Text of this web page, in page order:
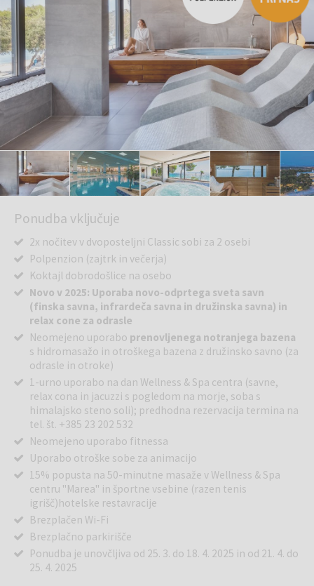
Ponudba vključuje
2x nočitev v dvoposteljni Classic sobi za 2 osebi
Polpenzion (zajtrk in večerja)
Koktajl dobrodošlice na osebo
Novo v 2025: Uporaba novo-odprtega sveta savn
(finska savna, infrardeča savna in družinska savna) in
relax cone za odrasle
Neomejeno uporabo prenovljenega notranjega bazena
s hidromasažo in otroškega bazena z družinsko savno (za
odrasle in otroke)
1-urno uporabo na dan Wellness & Spa centra (savne,
relax cona in jacuzzi s pogledom na morje, soba s
himalajsko steno soli); predhodna rezervacija termina na
tel. št. +385 23 202 532
Neomejeno uporabo fitnessa
Uporabo otroške sobe za animacijo
15% popusta na 50-minutne masaže v Wellness & Spa
centru ''Marea'' in športne vsebine (razen tenis
igrišč)hotelske restavracije
Brezplačen Wi-Fi
Brezplačno parkirišče
Ponudba je unovčljiva od 25. 3. do 18. 4. 2025 in od 21. 4. do
25. 4. 2025